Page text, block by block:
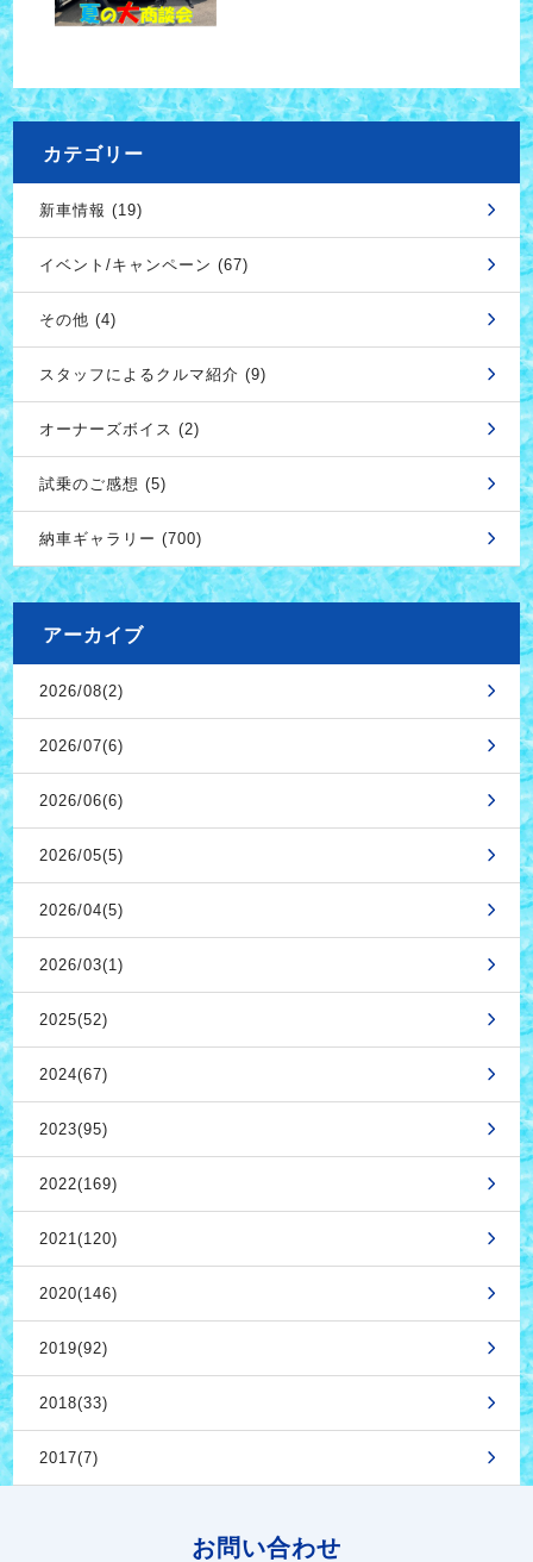
カテゴリー
新車情報 (19)
イベント/キャンペーン (67)
その他 (4)
スタッフによるクルマ紹介 (9)
オーナーズボイス (2)
試乗のご感想 (5)
納車ギャラリー (700)
アーカイブ
2026/08(2)
2026/07(6)
2026/06(6)
2026/05(5)
2026/04(5)
2026/03(1)
2025(52)
2024(67)
2023(95)
2022(169)
2021(120)
2020(146)
2019(92)
2018(33)
2017(7)
お問い合わせ